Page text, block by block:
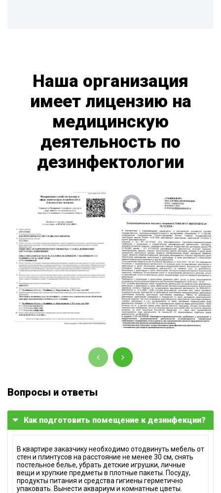
Наша организация
имеет лицензию на
медицинскую
деятельность по
дезинфектологии
Вопросы и ответы
Как подготовить помещение к дезинфекции?
В квартире заказчику необходимо отодвинуть мебель от
стен и плинтусов на расстояние не менее 30 см, снять
постельное белье, убрать детские игрушки, личные
вещи и хрупкие предметы в плотные пакеты. Посуду,
продукты питания и средства гигиены герметично
упаковать. Вынести аквариум и комнатные цветы.